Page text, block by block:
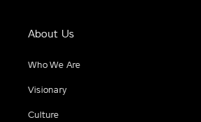
About Us
Who We Are
Visionary
Culture